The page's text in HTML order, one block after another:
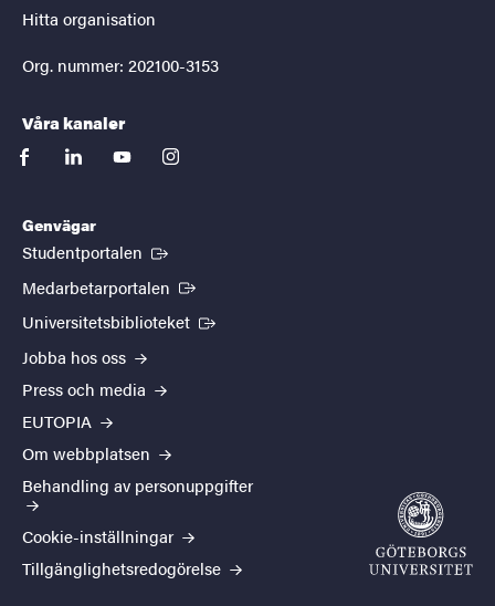
Hitta organisation
Org. nummer: 202100-3153
Våra kanaler
facebooklinkedinyoutubeinstagram
Genvägar
Studentportalen (Extern länk)
Medarbetarportalen (Extern länk)
Universitetsbiblioteket (Extern länk)
Jobba hos oss
Press och media
EUTOPIA
Om webbplatsen
Behandling av personuppgifter
Cookie-inställningar
Tillgänglighetsredogörelse